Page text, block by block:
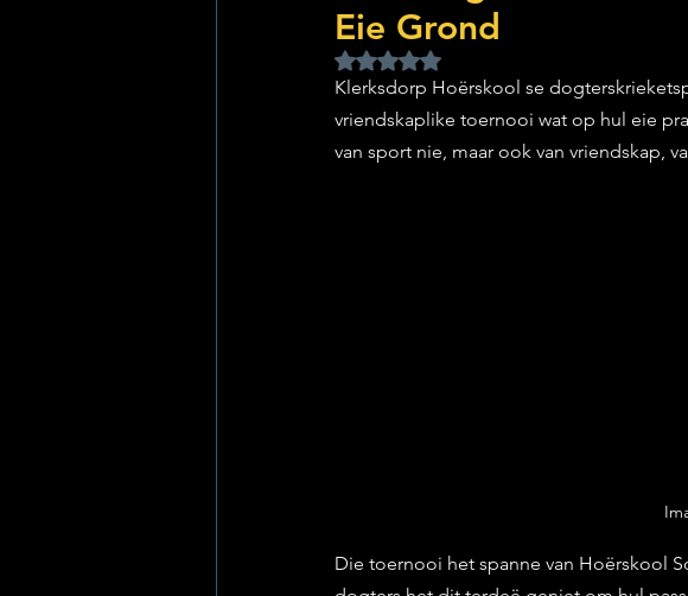
Green Health
Eie Grond
Rated NaN out of 5 stars.
Klerksdorp Hoërskool se
vriendskaplike toernooi wat op hul eie
van sport nie, maar ook van vriendskap,
Die toernooi het spanne van Hoërskool